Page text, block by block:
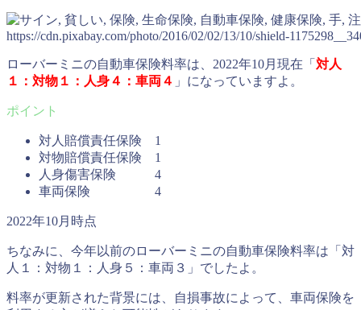
https://cdn.pixabay.com/photo/2016/02/02/13/10/shield-
ローバーミニの自動車保険料率は、2022年10月現在「 対人
１：対物１：人身４：車両４ 」になっていますよ。
対人賠償責任保険 1
対物賠償責任保険 1
人身傷害保険 4
車両保険 4
2022年10月時点
ちなみに、今年以前のローバーミニの自動車保険料率は「対
人１：対物１：人身５：車両３」でしたよ。
料率が更新された背景には、自損事故によって、車両保険を